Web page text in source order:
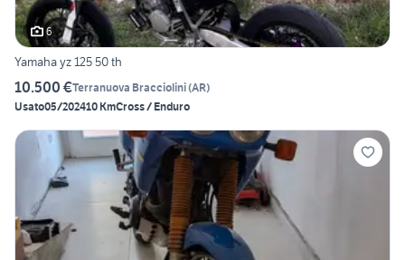
6
Yamaha yz 125 50 th
10.500 €Terranuova Bracciolini(AR)
Usato05/202410 KmCross / Enduro